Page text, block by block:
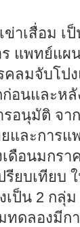
ข่าเสื่อม
แพทย์แผ
ลมจับโป
อนและห
อนุมัติ จ
ละการแ
เดือนมกร
ยบเทียบ
เป็น 2 กลุ่
ทดลองมีก